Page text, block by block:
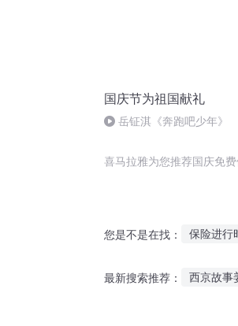
国庆节为祖国献礼
岳钲淇《奔跑吧少年》
喜马拉雅为您推荐国庆免
您是不是在找： 保险进行
最新搜索推荐： 西京故事